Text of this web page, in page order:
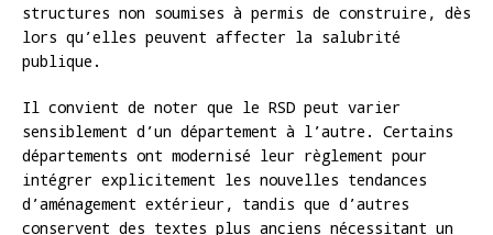
structures non soumises à permis de construire, dès
lors qu’elles peuvent affecter la salubrité
publique.
Il convient de noter que le RSD peut varier
sensiblement d’un département à l’autre. Certains
départements ont modernisé leur règlement pour
intégrer explicitement les nouvelles tendances
d’aménagement extérieur, tandis que d’autres
conservent des textes plus anciens nécessitant un